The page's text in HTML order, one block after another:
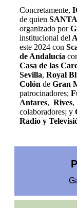
Concretamente,
de quien
organizado por
institucional del
este 2024 con
de Andalucía
Casa de las
Sevilla, Royal
Colón de Gran
patrocinadores;
Antares, Rives,
colaboradores; y
Radio y